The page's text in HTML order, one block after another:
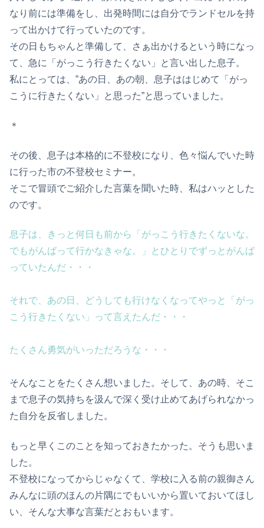
なり前には準備をし、出発時間には自分でランドセルを持
って出かけて行っていたのです。
その日もちゃんと準備して、さぁ出かけるという時になっ
て、急に「がっこう行きたくない」と言い出した息子。
私にとっては、”あの日、あの朝、息子ははじめて「がっ
こうに行きたくない」と思った”と思っていました。
＊
その後、息子は本格的に不登校になり、色々悩んでいた時
に行った市の不登校セミナー。
そこで冒頭でご紹介した言葉を聞いた時、私はハッとした
のです。
息子は、きっと何日も前から「がっこう行きたくないな。
でもがんばって行かなきゃな。」とひとりでずっとがんば
っていたんだ・・・
それで、あの日、どうしても行けなくなってやっと「がっ
こう行きたくない」って言えたんだ・・・
たくさん勇気がいっただろうな・・・
そんなことをたくさん想いました。そして、あの時、そこ
まで息子の気持ちを汲んで深く受け止めてあげられなかっ
た自分を反省しました。
もっと早くこのことを知っておきたかった。そうも思いま
した。
不登校になってからじゃなくて、学校に入る前の親御さん
みんなに頭のほんの片隅にでもいいから置いておいてほし
い、そんな大事な言葉だとおもいます。